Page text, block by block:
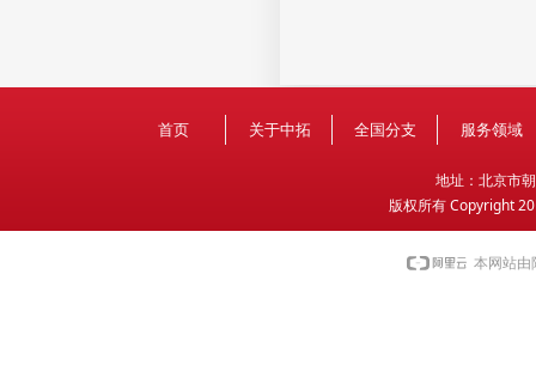
首页 关于中拓 全国分支 服务领域
地址：北京市
版权所有 Copyright
本网站由